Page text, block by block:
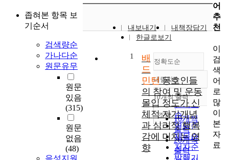
좁혀본 항목 보
기순서
검색량순
가나다순
원문유무
원문
있음
(315)
원문
없음
(48)
내보내기
내책장담기
한글로보기
정확도순
정확도
순
인기도
순
연도순
제목순
저자순
발행기
내림차순
내림차순
10개씩 출력
10개씩
출력
20개씩
출력
조회
1
배
드
민턴동호인들
의 참여 및 운동
몰입 정도가 신
체적 자기개념
과 심리적 행복
감에 미치는 영
향
어
추
천
이
검
색
어
로
많
이
본
자
료